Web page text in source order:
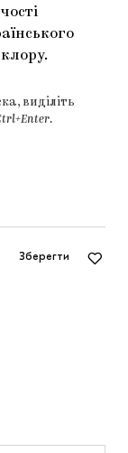
виділіть
.
Зберегти